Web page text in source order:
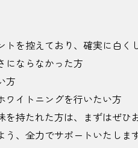
を控えており、確実に白く
にならなかった方
方
ワイトニングを行いたい方
を持たれた方は、まずはぜひ
、全力でサポートいたします